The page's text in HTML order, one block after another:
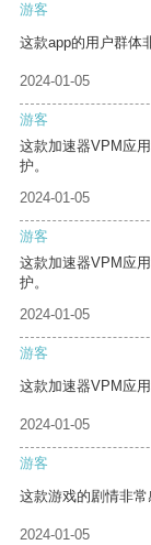
游客
这款app的用户群体
2024-01-05
游客
这款加速器VPM应
护。
2024-01-05
游客
这款加速器VPM应
护。
2024-01-05
游客
这款加速器VPM应
2024-01-05
游客
这款游戏的剧情非常
2024-01-05